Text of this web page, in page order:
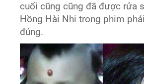
cuối cũng cũng đã được rửa
Hồng Hài Nhi trong phim
đúng.